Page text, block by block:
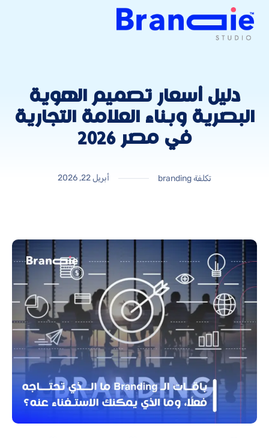
دليل أسعار تصميم الهوية
البصرية وبناء العلامة التجارية
في مصر 2026
تكلفة branding أبريل 22, 2026